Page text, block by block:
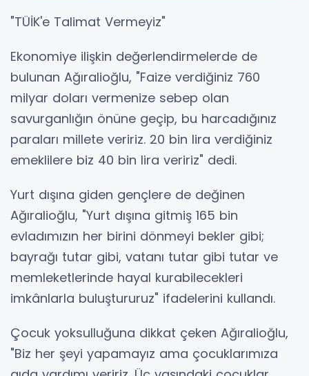
"TÜİK'e Talimat Vermeyiz"
Ekonomiye ilişkin değerlendirmelerde de
bulunan Ağıralioğlu, "Faize verdiğiniz 760
milyar doları vermenize sebep olan
savurganlığın önüne geçip, bu harcadığınız
paraları millete veririz. 20 bin lira verdiğiniz
emeklilere biz 40 bin lira veririz" dedi.
Yurt dışına giden gençlere de değinen
Ağıralioğlu, "Yurt dışına gitmiş 165 bin
evladımızın her birini dönmeyi bekler gibi;
bayrağı tutar gibi, vatanı tutar gibi tutar ve
memleketlerinde hayal kurabilecekleri
imkânlarla buluştururuz" ifadelerini kullandı.
Çocuk yoksulluğuna dikkat çeken Ağıralioğlu,
"Biz her şeyi yapamayız ama çocuklarımıza